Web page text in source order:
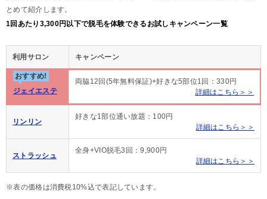
とめて紹介します。
1回あたり3,300円以下で脱毛を体験できるお試しキャンペーン一覧
利用サロン キャンペーン
おすすめ!
ジェイエステ
両脇12回(5年無料保証)+好きな5部位1回：330円
詳細はこちら＞＞
リンリン
好きな1部位通い放題：100円
詳細はこちら＞＞
ストラッシュ
全身+VIO脱毛3回：9,900円
詳細はこちら＞＞
※表の価格は消費税10%込で表記しています。